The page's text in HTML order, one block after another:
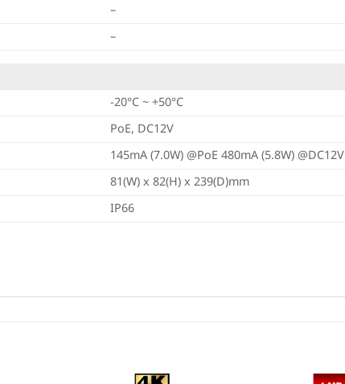
–
–
-20°C ~ +50°C
PoE, DC12V
145mA (7.0W) @PoE 480mA (5.8W) @DC12V
81(W) x 82(H) x 239(D)mm
IP66